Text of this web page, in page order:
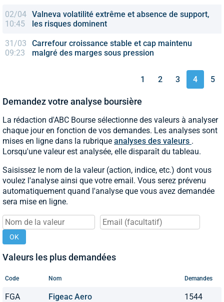
02/04
10:45
Valneva volatilité extrême et absence de support,
les risques dominent
31/03
09:23
Carrefour croissance stable et cap maintenu
malgré des marges sous pression
1 2 3 4 5
Demandez votre analyse boursière
La rédaction d'ABC Bourse sélectionne des valeurs à analyser
chaque jour en fonction de vos demandes. Les analyses sont
mises en ligne dans la rubrique analyses des valeurs .
Lorsqu'une valeur est analysée, elle disparaît du tableau.
Saisissez le nom de la valeur (action, indice, etc.) dont vous
voulez l'analyse ainsi que votre email. Vous serez prévenu
automatiquement quand l'analyse que vous avez demandée
sera mise en ligne.
OK
Valeurs les plus demandées
Code Nom Demandes
FGA Figeac Aero 1544